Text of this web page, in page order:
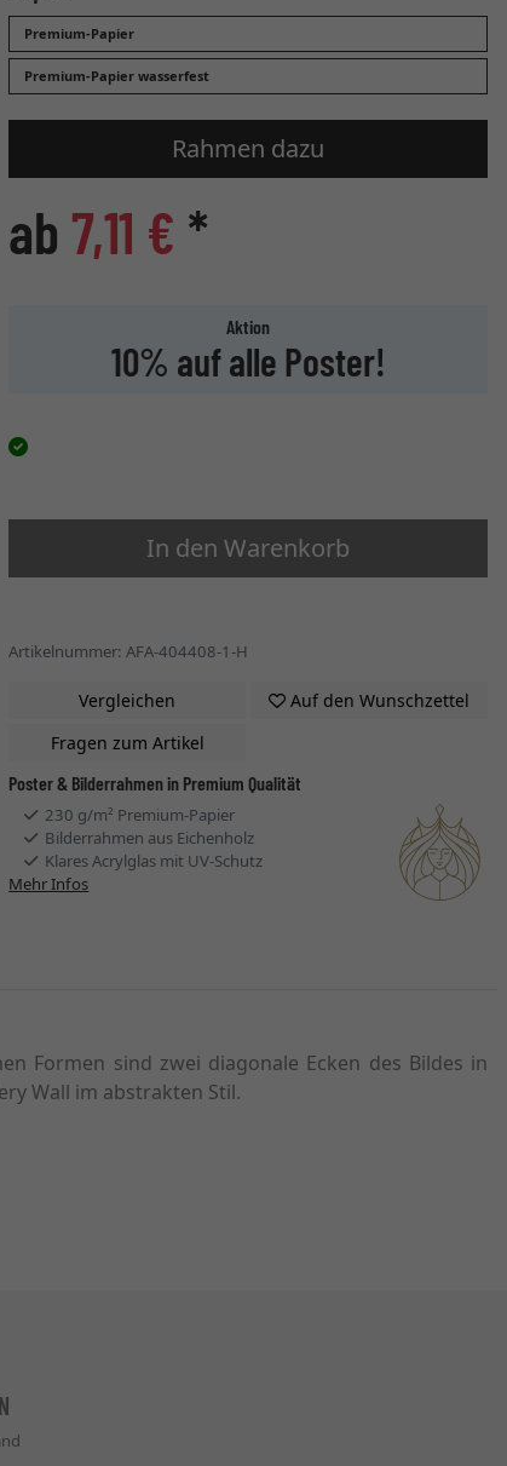
Premium-Papier
Premium-Papier wasserfest
Rahmen dazu
ab 7,11 € *
Aktion
10% auf alle Poster!
In den Warenkorb
Artikelnummer: AFA-404408-1-H
Vergleichen
Auf den Wunschzettel
Fragen zum Artikel
Poster & Bilderrahmen in Premium Qualität
230 g/m² Premium-Papier
Bilderrahmen aus Eichenholz
Klares Acrylglas mit UV-Schutz
Mehr Infos
Formen sind zwei diagonale Ecken des Bildes in
Wall im abstrakten Stil.